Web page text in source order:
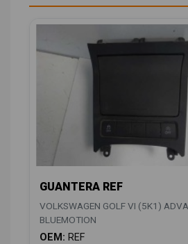
GUANTERA REF
VOLKSWAGEN GOLF VI (5K1)
BLUEMOTION
OEM: REF